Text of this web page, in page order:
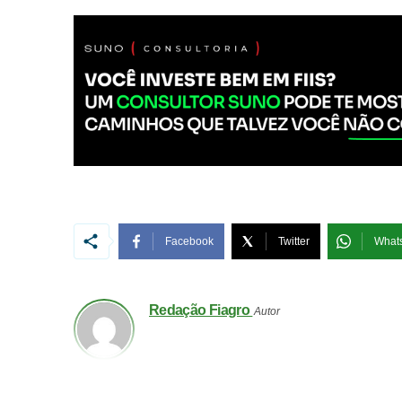
Facebook Twitter
Redação Fiagro Autor